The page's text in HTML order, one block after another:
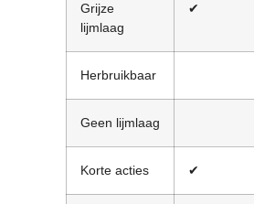
Grijze
lijmlaag
✔
Herbruikbaar
Geen lijmlaag
Korte acties ✔